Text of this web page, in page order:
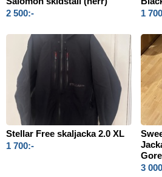
2 500:-
1
Stellar Free skaljacka 2.0 XL
1 700:-
3